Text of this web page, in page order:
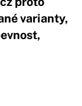
varianty,